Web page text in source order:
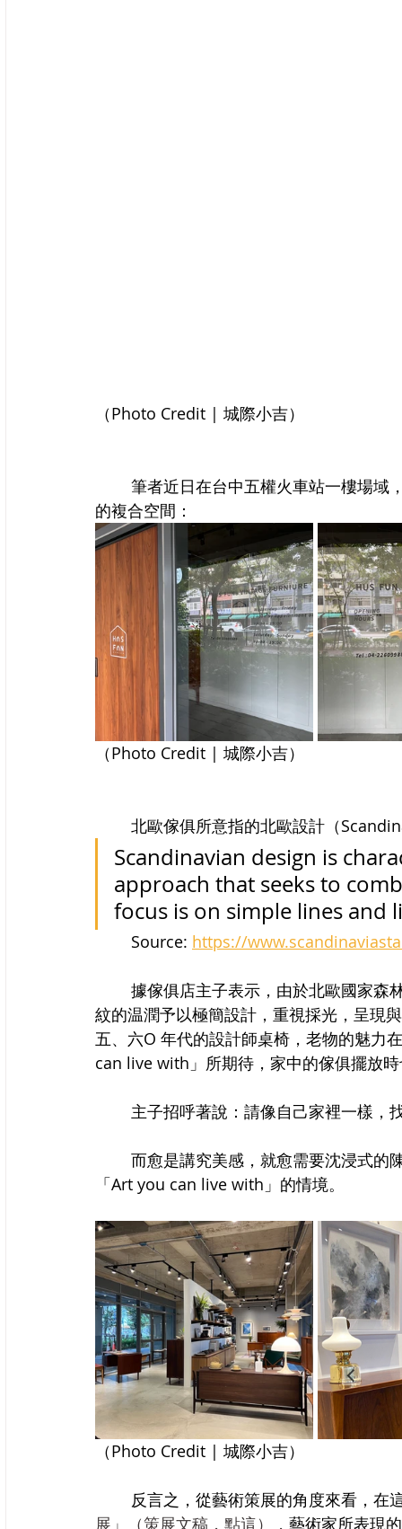
（Photo Credit | 城際小吉）
的複合空間：
（Photo Credit | 城際小吉）
北歐傢俱所意指的北歐設計（
Scandinavian design is
approach that seeks to
focus is on simple lines and
	Source:
https://
紋的温潤予以極簡設計，重視採光，呈現
五、六O 年代的設計師桌椅，老物的魅力
can live with」所期待，家中的傢俱擺放
主子招呼著說：請像自己家裡一樣，
「Art you can live with」的情境。
（Photo Credit | 城際小吉）
反言之，從藝術策展的角度來看，在
展」（策展文稿， 點這）， 藝術家所表現